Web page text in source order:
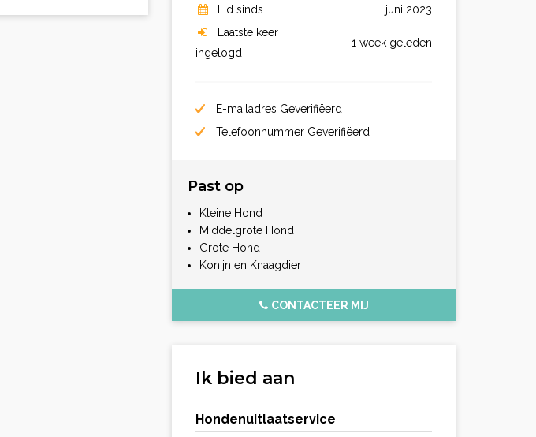
Lid sinds
juni 2023
Laatste keer
ingelogd
1 week geleden
E-mailadres Geverifiëerd
Telefoonnummer Geverifiëerd
Past op
Kleine Hond
Middelgrote Hond
Grote Hond
Konijn en Knaagdier
CONTACTEER MIJ
Ik bied aan
Hondenuitlaatservice